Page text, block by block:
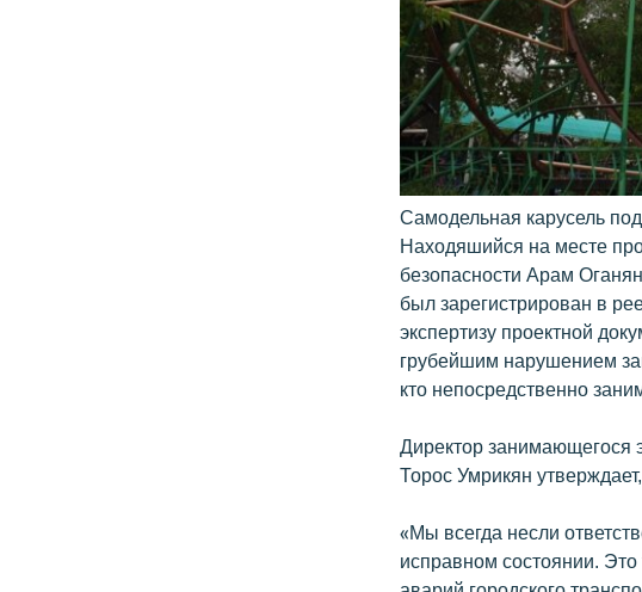
Самодельная карусель
Находяшийся на месте
безопасности Арам
был зарегистрирован в
экспертизу проектной
грубейшим нарушением
кто непосредственно
Директор занимающегося
Торос Умрикян
«Мы всегда несли
исправном состоянии. Это